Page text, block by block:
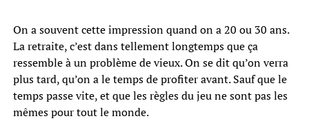
On a souvent cette impression quand on a 20 ou 30 ans.
La retraite, c’est dans tellement longtemps que ça
ressemble à un problème de vieux. On se dit qu’on verra
plus tard, qu’on a le temps de profiter avant. Sauf que le
temps passe vite, et que les règles du jeu ne sont pas les
mêmes pour tout le monde.